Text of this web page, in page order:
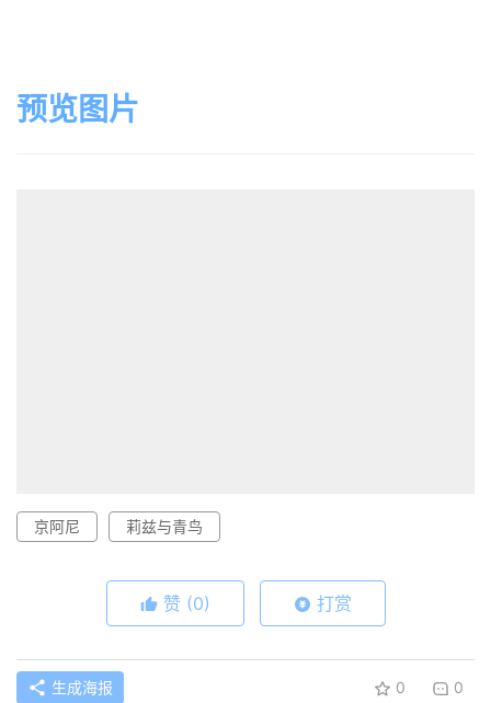
预览图片
京阿尼 莉兹与青鸟
赞 (0) 打赏
生成海报 0 0